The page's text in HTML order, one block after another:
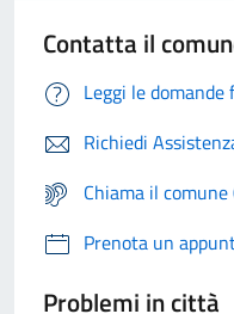
Contatta il
Leggi le
Richiedi
Chiama il
Prenota un
Problemi in città